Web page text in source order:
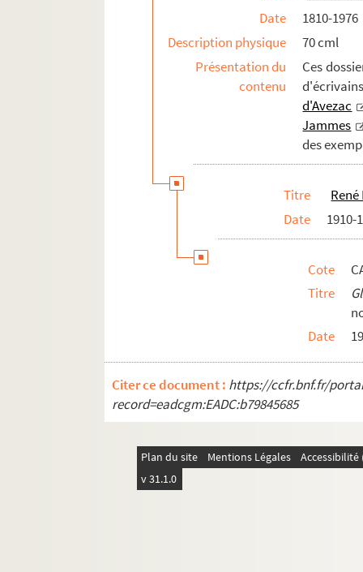
Date
1810-1976
Description physique
70 cml
Présentation du
contenu
Ces
d'Avezac
Jammes
des
Titre
Date
1910-
Cote
Titre
Date
Citer ce document : https://ccfr.bnf.fr/
record=eadcgm:EADC:b79845685
Plan du site Mentions Légales
v 31.1.0